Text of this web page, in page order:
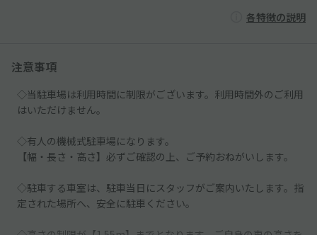
各特徴の説明
注意事項
◇当駐車場は利用時間に制限がございます。利用時間外のご利用
はいただけません。
◇有人の機械式駐車場になります。
【幅・長さ・高さ】必ずご確認の上、ご予約おねがいします。
◇駐車する車室は、駐車当日にスタッフがご案内いたします。指
定された場所へ、安全に駐車ください。